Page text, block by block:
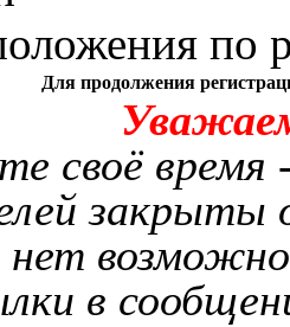
по
Для продолжения
своё время
закрыты
нет
в